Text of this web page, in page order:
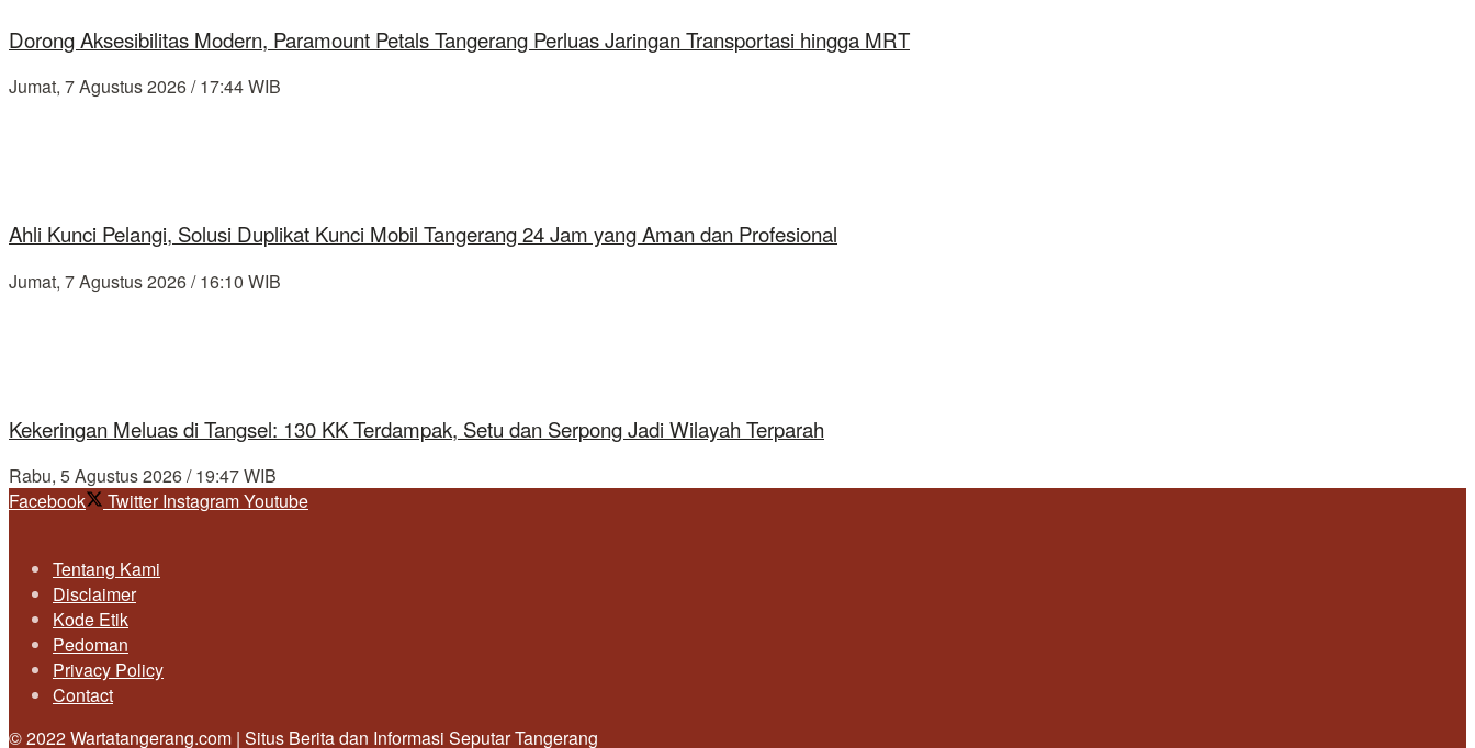
Dorong Aksesibilitas Modern, Paramount Petals Tangerang Perluas Jaringan Transportasi hingga MRT
Jumat, 7 Agustus 2026 / 17:44 WIB
Ahli Kunci Pelangi, Solusi Duplikat Kunci Mobil Tangerang 24 Jam yang Aman dan Profesional
Jumat, 7 Agustus 2026 / 16:10 WIB
Kekeringan Meluas di Tangsel: 130 KK Terdampak, Setu dan Serpong Jadi Wilayah Terparah
Rabu, 5 Agustus 2026 / 19:47 WIB
Facebook
Twitter InstagramYoutube
Tentang Kami
Disclaimer
Kode Etik
Pedoman
Privacy Policy
Contact
© 2022 Wartatangerang.com | Situs Berita dan Informasi Seputar Tangerang